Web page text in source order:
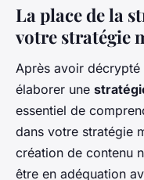
La place de la
votre stratégie
Après avoir
élaborer une
essentiel de
dans votre stratégie
création de contenu
être en adéquation